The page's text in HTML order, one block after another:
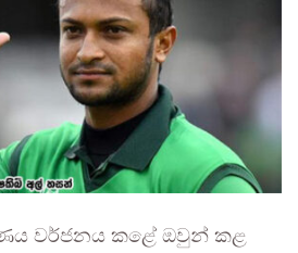
වර්ජනය කළේ ඔවුන් කළ